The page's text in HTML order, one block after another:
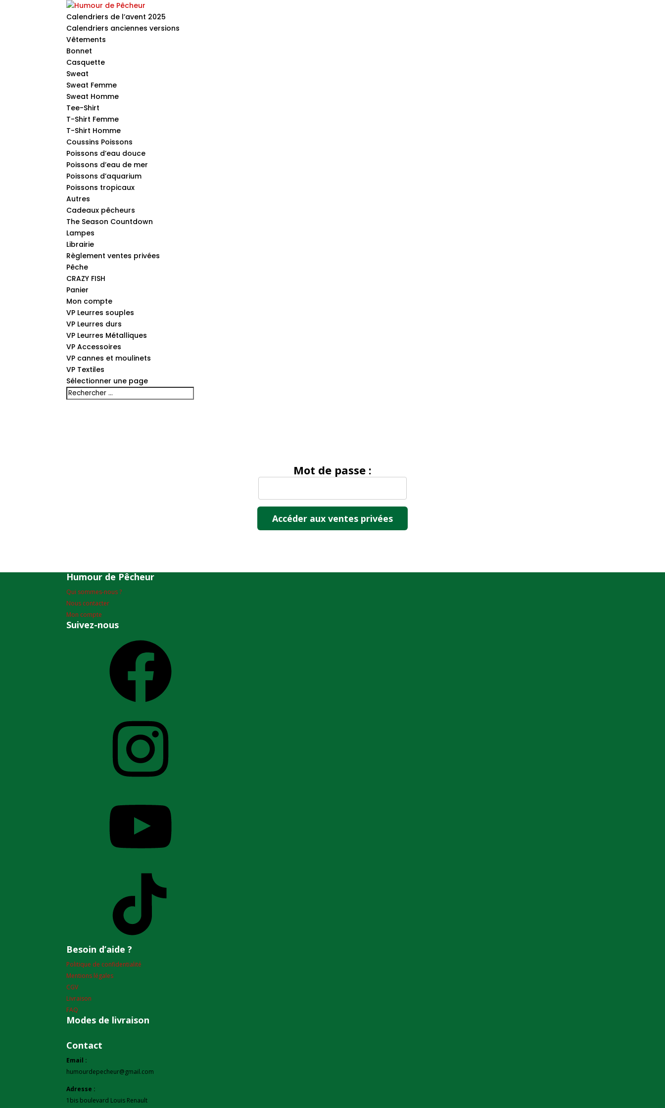
Calendriers de l’avent 2025
Calendriers anciennes versions
Vêtements
Bonnet
Casquette
Sweat
Sweat Femme
Sweat Homme
Tee-Shirt
T-Shirt Femme
T-Shirt Homme
Coussins Poissons
Poissons d’eau douce
Poissons d’eau de mer
Poissons d’aquarium
Poissons tropicaux
Autres
Cadeaux pêcheurs
The Season Countdown
Lampes
Librairie
Règlement ventes privées
Pêche
CRAZY FISH
Panier
Mon compte
VP Leurres souples
VP Leurres durs
VP Leurres Métalliques
VP Accessoires
VP cannes et moulinets
VP Textiles
Sélectionner une page
Mot de passe :
Humour de Pêcheur
Qui sommes-nous ?
Nous contacter
Mon compte
Suivez-nous
Besoin d’aide ?
Politique de confidentialité
Mentions légales
CGV
Livraison
FAQ
Modes de livraison
Contact
Email :
humourdepecheur@gmail.com
Adresse :
1bis boulevard Louis Renault